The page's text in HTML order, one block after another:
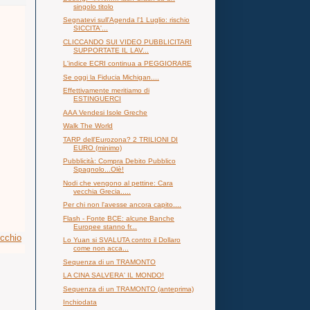
singolo titolo
Segnatevi sull'Agenda l'1 Luglio: rischio
SICCITA'...
CLICCANDO SUI VIDEO PUBBLICITARI
SUPPORTATE IL LAV...
L'indice ECRI continua a PEGGIORARE
Se oggi la Fiducia Michigan....
Effettivamente meritiamo di
ESTINGUERCI
AAA Vendesi Isole Greche
Walk The World
TARP dell'Eurozona? 2 TRILIONI DI
EURO (minimo)
Pubblicità: Compra Debito Pubblico
Spagnolo...Olè!
Nodi che vengono al pettine: Cara
vecchia Grecia.....
Per chi non l'avesse ancora capito....
Flash - Fonte BCE: alcune Banche
Europee stanno fr...
Lo Yuan si SVALUTA contro il Dollaro
come non acca...
Sequenza di un TRAMONTO
LA CINA SALVERA' IL MONDO!
Sequenza di un TRAMONTO (anteprima)
Inchiodata